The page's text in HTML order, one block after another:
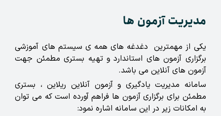
مدیریت آزمون ها
یکی از مهمترین دغدغه های همه ی سیستم های آموزشی
برگزاری آزمون های استاندارد و تهیه بستری مطمئن جهت
آزمون های آنلاین می باشد.
سامانه مدیریت یادگیری و آزمون آنلاین ریلاین ، بستری
مطمئن برای برگزاری آزمون ها فراهم آورده است که می توان
به امکانات زیر در این سامانه اشاره نمود: